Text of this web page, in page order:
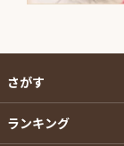
さがす
ランキング